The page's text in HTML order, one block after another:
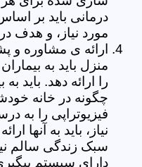
درمانی باید بر
مورد نیاز، و
ارائه ی مشاوره و
منزل باید به
را ارائه دهد. باید
چگونه در خانه
فیزیوتراپی را به
نیاز، باید به آنها
سبک زندگی سالم
دارای سیستم پیگیری